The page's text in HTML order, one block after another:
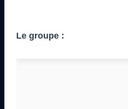
Le groupe :